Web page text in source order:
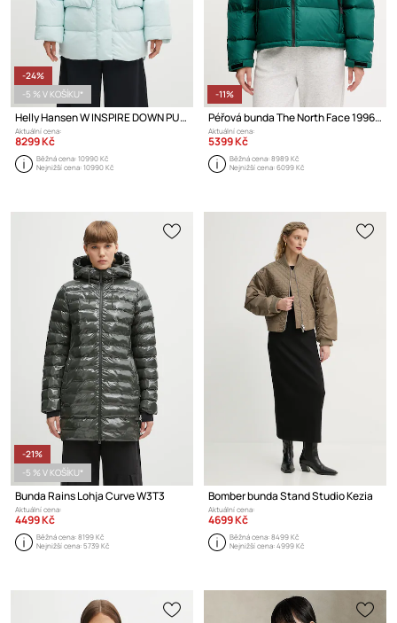
-24%
-5 % V KOŠÍKU*
Helly Hansen W INSPIRE DOWN PUFFER péřová bunda dámská
Aktuální cena:
8299 Kč
Běžná cena:10990 Kč
Nejnižší cena:10990 Kč
-11%
Péřová bunda The North Face 1996 Retro Nuptse
Aktuální cena:
5399 Kč
Běžná cena:8989 Kč
Nejnižší cena:6099 Kč
-21%
-5 % V KOŠÍKU*
Bunda Rains Lohja Curve W3T3
Aktuální cena:
4499 Kč
Běžná cena:8199 Kč
Nejnižší cena:5739 Kč
Bomber bunda Stand Studio Kezia
Aktuální cena:
4699 Kč
Běžná cena:8499 Kč
Nejnižší cena:4999 Kč